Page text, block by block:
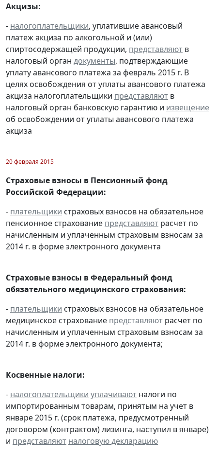
Акцизы:
- налогоплательщики, уплатившие авансовый
платеж акциза по алкогольной и (или)
спиртосодержащей продукции, представляют в
налоговый орган документы, подтверждающие
уплату авансового платежа за февраль 2015 г. В
целях освобождения от уплаты авансового платежа
акциза налогоплательщики представляют в
налоговый орган банковскую гарантию и извещение
об освобождении от уплаты авансового платежа
акциза
20 февраля 2015
Страховые взносы в Пенсионный фонд
Российской Федерации:
- плательщики страховых взносов на обязательное
пенсионное страхование представляют расчет по
начисленным и уплаченным страховым взносам за
2014 г. в форме электронного документа
Страховые взносы в Федеральный фонд
обязательного медицинского страхования:
- плательщики страховых взносов на обязательное
медицинское страхование представляют расчет по
начисленным и уплаченным страховым взносам за
2014 г. в форме электронного документа;
Косвенные налоги:
- налогоплательщики уплачивают налоги по
импортированным товарам, принятым на учет в
январе 2015 г. (срок платежа, предусмотренный
договором (контрактом) лизинга, наступил в январе)
и представляют налоговую декларацию